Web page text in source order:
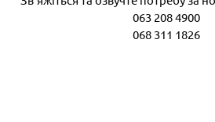
063 208 4900
068 311 1826